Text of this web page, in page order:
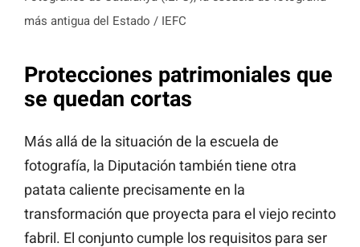
más antigua del Estado / IEFC
Protecciones patrimoniales que
se quedan cortas
Más allá de la situación de la escuela de
fotografía, la Diputación también tiene otra
patata caliente precisamente en la
transformación que proyecta para el viejo recinto
fabril. El conjunto cumple los requisitos para ser